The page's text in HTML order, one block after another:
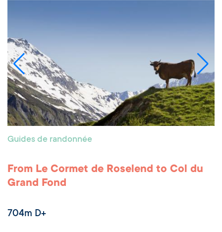
Guides de randonnée
From Le Cormet de Roselend to Col du
Grand Fond
704m D+